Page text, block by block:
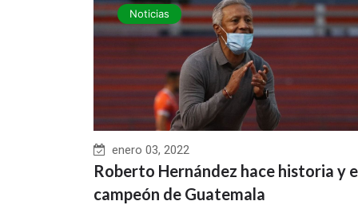
Noticias
enero 03, 2022
Roberto Hernández hace historia y
campeón de Guatemala